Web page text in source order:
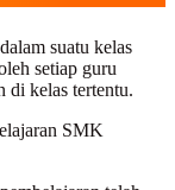
suatu kelas
setiap guru
di kelas tertentu.
SMK